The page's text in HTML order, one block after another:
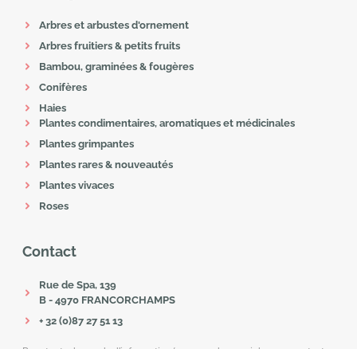
Arbres et arbustes d'ornement
Arbres fruitiers & petits fruits
Bambou, graminées & fougères
Conifères
Haies
Plantes condimentaires, aromatiques et médicinales
Plantes grimpantes
Plantes rares & nouveautés
Plantes vivaces
Roses
Contact
Rue de Spa, 139
B - 4970 FRANCORCHAMPS
+ 32 (0)87 27 51 13